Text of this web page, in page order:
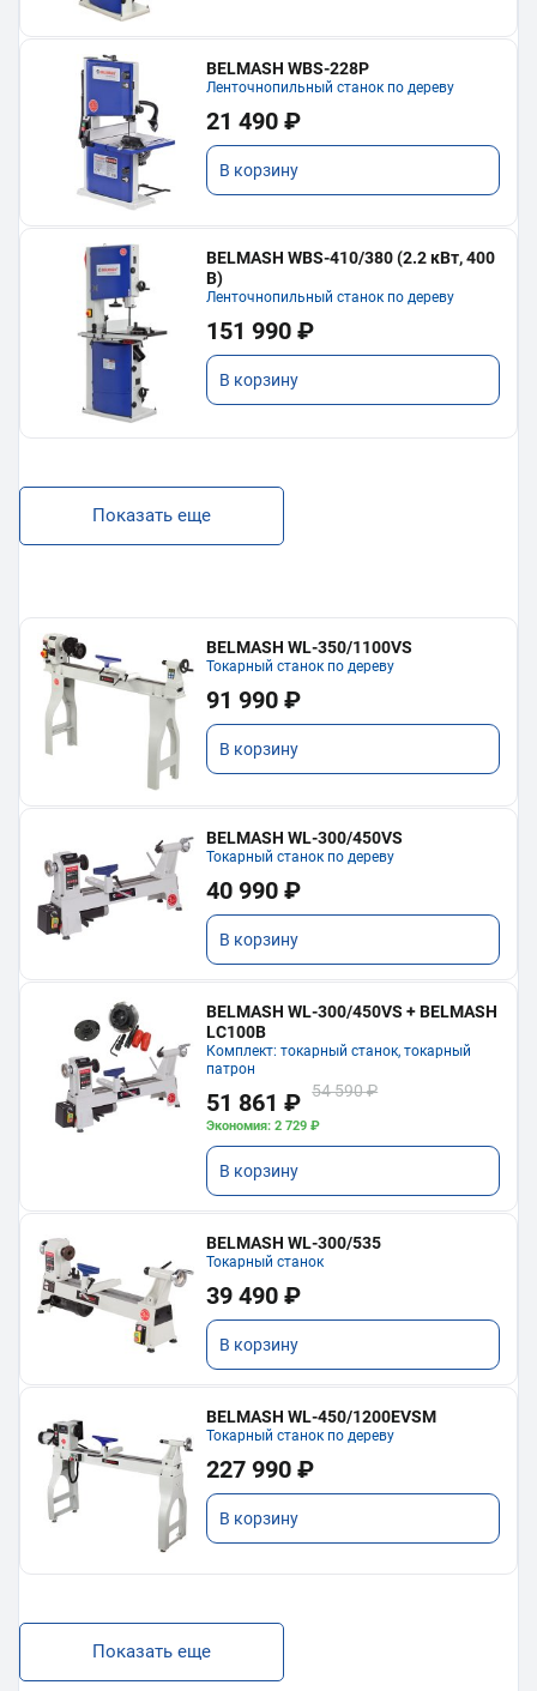
BELMASH WBS-228P
Ленточнопильный станок по дереву
21 490 ₽
В корзину
BELMASH WBS-410/380 (2.2 кВт, 400
В)
Ленточнопильный станок по дереву
151 990 ₽
В корзину
Показать еще
BELMASH WL-350/1100VS
Токарный станок по дереву
91 990 ₽
В корзину
BELMASH WL-300/450VS
Токарный станок по дереву
40 990 ₽
В корзину
BELMASH WL-300/450VS + BELMASH
LC100B
Комплект: токарный станок, токарный
патрон
51 861 ₽ 54 590 ₽
Экономия: 2 729 ₽
В корзину
BELMASH WL-300/535
Токарный станок
39 490 ₽
В корзину
BELMASH WL-450/1200EVSM
Токарный станок по дереву
227 990 ₽
В корзину
Показать еще